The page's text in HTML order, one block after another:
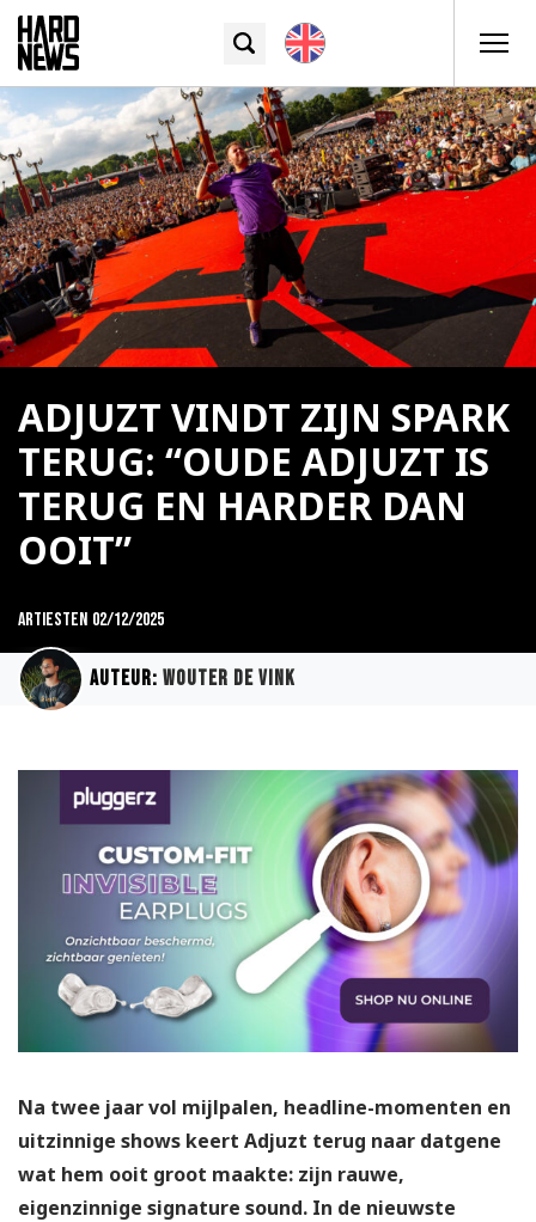
ADJUZT VINDT ZIJN SPARK
TERUG: “OUDE ADJUZT IS
TERUG EN HARDER DAN
OOIT”
Artiesten 02/12/2025
Auteur: Wouter de Vink
Na twee jaar vol mijlpalen, headline-momenten en
uitzinnige shows keert Adjuzt terug naar datgene
wat hem ooit groot maakte: zijn rauwe,
eigenzinnige signature sound. In de nieuwste